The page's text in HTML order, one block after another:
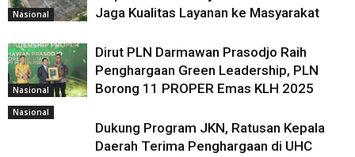
Nasional
Jaga Kualitas Layanan ke Masyarakat
Nasional
Dirut PLN Darmawan Prasodjo Raih
Penghargaan Green Leadership, PLN
Borong 11 PROPER Emas KLH 2025
Nasional
Dukung Program JKN, Ratusan Kepala
Daerah Terima Penghargaan di UHC